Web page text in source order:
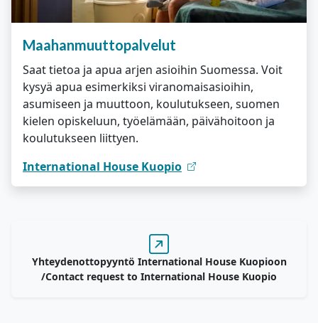
Maahanmuuttopalvelut
Saat tietoa ja apua arjen asioihin Suomessa. Voit
kysyä apua esimerkiksi viranomaisasioihin,
asumiseen ja muuttoon, koulutukseen, suomen
kielen opiskeluun, työelämään, päivähoitoon ja
koulutukseen liittyen.
International House Kuopio
Yhteydenottopyyntö International House Kuopioon
/Contact request to International House Kuopio